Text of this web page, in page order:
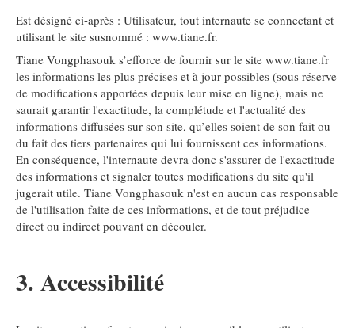
Est désigné ci-après : Utilisateur, tout internaute se connectant et
utilisant le site susnommé : www.tiane.fr.
Tiane Vongphasouk s’efforce de fournir sur le site www.tiane.fr
les informations les plus précises et à jour possibles (sous réserve
de modifications apportées depuis leur mise en ligne), mais ne
saurait garantir l'exactitude, la complétude et l'actualité des
informations diffusées sur son site, qu’elles soient de son fait ou
du fait des tiers partenaires qui lui fournissent ces informations.
En conséquence, l'internaute devra donc s'assurer de l'exactitude
des informations et signaler toutes modifications du site qu'il
jugerait utile. Tiane Vongphasouk n'est en aucun cas responsable
de l'utilisation faite de ces informations, et de tout préjudice
direct ou indirect pouvant en découler.
3. Accessibilité